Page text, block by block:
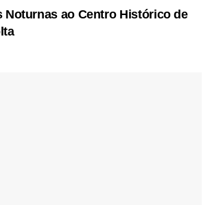
Noturnas ao Centro Histórico de